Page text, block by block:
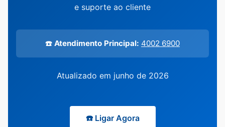
e suporte ao cliente
☎️ Atendimento Principal: 4002 6900
Atualizado em junho de 2026
☎️ Ligar Agora